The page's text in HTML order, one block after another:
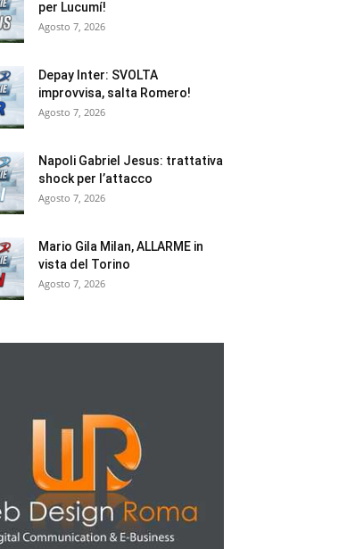
per Lucumí!
Agosto 7, 2026
Depay Inter: SVOLTA
improvvisa, salta Romero!
Agosto 7, 2026
Napoli Gabriel Jesus: trattativa
shock per l’attacco
Agosto 7, 2026
Mario Gila Milan, ALLARME in
vista del Torino
Agosto 7, 2026